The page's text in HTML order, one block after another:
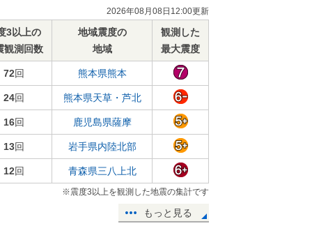
2026年08月08日12:00更新
3以上の
観測回数
地域震度の
地域
観測した
最大震度
72回 熊本県熊本
24回 熊本県天草・芦北
16回 鹿児島県薩摩
13回 岩手県内陸北部
12回 青森県三八上北
※震度3以上を観測した地震の集計です
もっと見る